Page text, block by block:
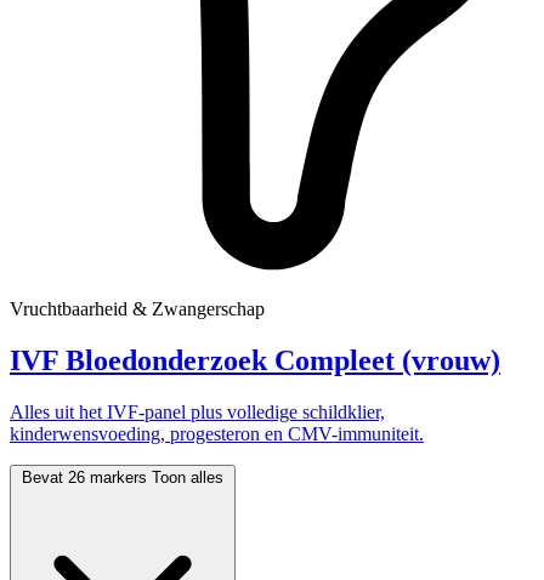
Vruchtbaarheid & Zwangerschap
IVF Bloedonderzoek Compleet (vrouw)
Alles uit het IVF-panel plus volledige schildklier,
kinderwensvoeding, progesteron en CMV-immuniteit.
Bevat 26 markers Toon alles